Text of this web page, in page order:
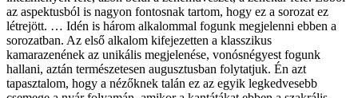
az aspektusból is nagyon fontosnak tartom, hogy ez a sorozat ez
létrejött. … Idén is három alkalommal fogunk megjelenni ebben a
sorozatban. Az első alkalom kifejezetten a klasszikus
kamarazenének az unikális megjelenése, vonósnégyest fogunk
hallani, aztán természetesen augusztusban folytatjuk. Én azt
tapasztalom, hogy a nézőknek talán ez az egyik legkedvesebb